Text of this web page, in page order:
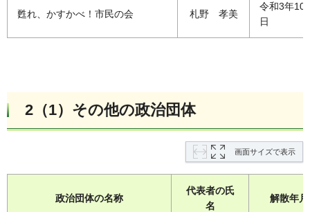
甦れ、かすかべ！市民の会 札野 孝美
令和3年10
日
2（1）その他の政治団体
画面サイズで表示
政治団体の名称
代表者の氏
名
解散年